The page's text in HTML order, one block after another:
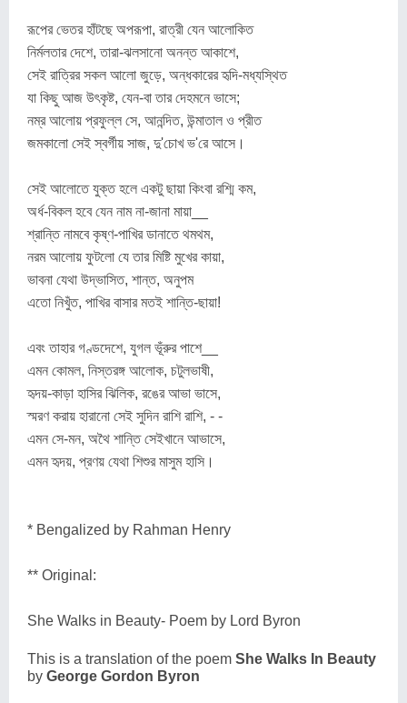
রূপের ভেতর হাঁটছে অপরূপা, রাত্রী যেন আলোকিত
নির্মলতার দেশে, তারা-ঝলসানো অনন্ত আকাশে,
সেই রাত্রির সকল আলো জুড়ে, অন্ধকারের হৃদি-মধ্যস্থিত
যা কিছু আজ উৎকৃষ্ট, যেন-বা তার দেহমনে ভাসে;
নম্র আলোয় প্রফুল্ল সে, আনন্দিত, উন্মাতাল ও প্রীত
জমকালো সেই স্বর্গীয় সাজ, দু'চোখ ভ'রে আসে।
সেই আলোতে যুক্ত হলে একটু ছায়া কিংবা রশ্মি কম,
অর্ধ-বিকল হবে যেন নাম না-জানা মায়া__
শ্রান্তি নামবে কৃষ্ণ-পাখির ডানাতে থমথম,
নরম আলোয় ফুটলো যে তার মিষ্টি মুখের কায়া,
ভাবনা যেথা উদ্ভাসিত, শান্ত, অনুপম
এতো নিখুঁত, পাখির বাসার মতই শান্তি-ছায়া!
এবং তাহার গণ্ডদেশে, যুগল ভূঁরুর পাশে__
এমন কোমল, নিস্তরঙ্গ আলোক, চটুলভাষী,
হৃদয়-কাড়া হাসির ঝিলিক, রঙের আভা ভাসে,
স্মরণ করায় হারানো সেই সুদিন রাশি রাশি, - -
এমন সে-মন, অথৈ শান্তি সেইখানে আভাসে,
এমন হৃদয়, প্রণয় যেথা শিশুর মাসুম হাসি।
* Bengalized by Rahman Henry
** Original:
She Walks in Beauty- Poem by Lord Byron
This is a translation of the poem She Walks In Beauty
by George Gordon Byron